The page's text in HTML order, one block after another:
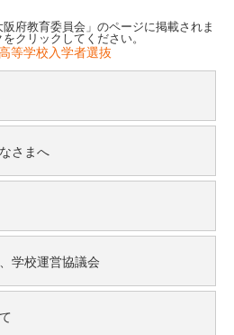
府教育委員会」のページに掲載されま
クリックしてください。
等学校入学者選抜
さまへ
学校運営協議会